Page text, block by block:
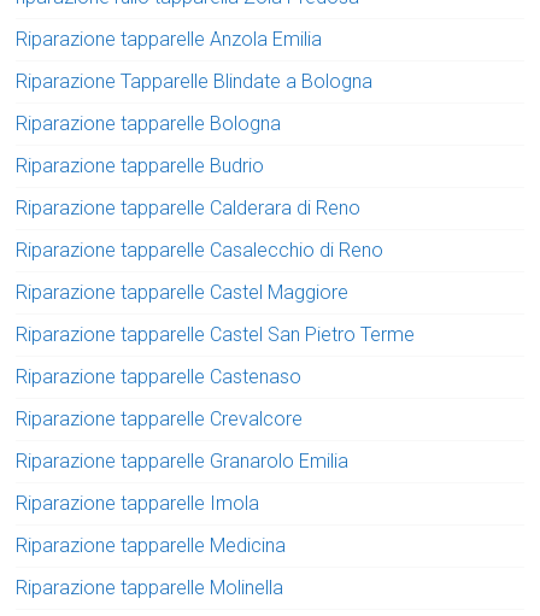
Riparazione tapparelle Anzola Emilia
Riparazione Tapparelle Blindate a Bologna
Riparazione tapparelle Bologna
Riparazione tapparelle Budrio
Riparazione tapparelle Calderara di Reno
Riparazione tapparelle Casalecchio di Reno
Riparazione tapparelle Castel Maggiore
Riparazione tapparelle Castel San Pietro Terme
Riparazione tapparelle Castenaso
Riparazione tapparelle Crevalcore
Riparazione tapparelle Granarolo Emilia
Riparazione tapparelle Imola
Riparazione tapparelle Medicina
Riparazione tapparelle Molinella